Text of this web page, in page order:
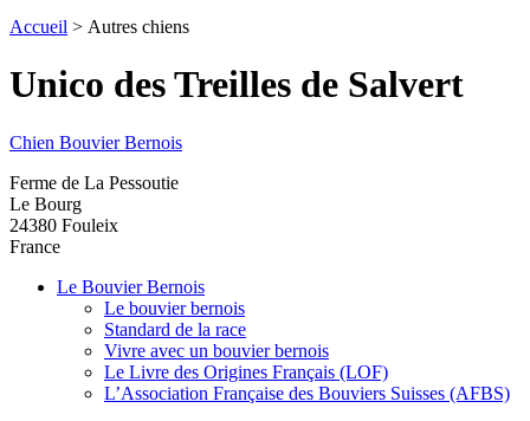
Accueil > Autres chiens
Unico des Treilles de Salvert
Chien Bouvier Bernois
Ferme de La Pessoutie
Le Bourg
24380 Fouleix
France
Le Bouvier Bernois
Le bouvier bernois
Standard de la race
Vivre avec un bouvier bernois
Le Livre des Origines Français (LOF)
L’Association Française des Bouviers Suisses (AFBS)